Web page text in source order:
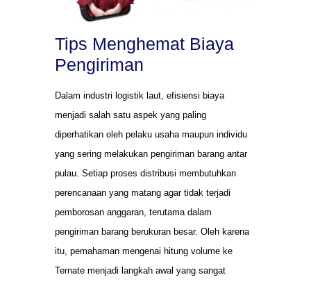
Tips Menghemat Biaya
Pengiriman
Dalam industri logistik laut, efisiensi biaya
menjadi salah satu aspek yang paling
diperhatikan oleh pelaku usaha maupun individu
yang sering melakukan pengiriman barang antar
pulau. Setiap proses distribusi membutuhkan
perencanaan yang matang agar tidak terjadi
pemborosan anggaran, terutama dalam
pengiriman barang berukuran besar. Oleh karena
itu, pemahaman mengenai hitung volume ke
Ternate menjadi langkah awal yang sangat